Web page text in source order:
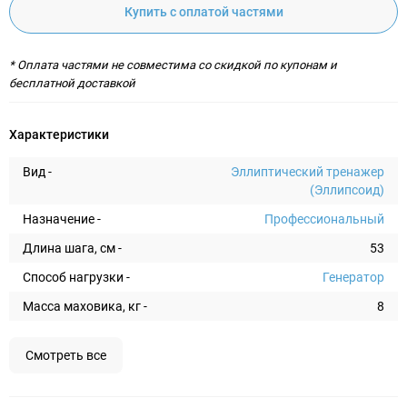
Купить с оплатой частями
* Оплата частями не совместима со скидкой по купонам и
бесплатной доставкой
Характеристики
Вид -
Эллиптический тренажер
(Эллипсоид)
Назначение -
Профессиональный
Длина шага, см -
53
Способ нагрузки -
Генератор
Масса маховика, кг -
8
Смотреть все